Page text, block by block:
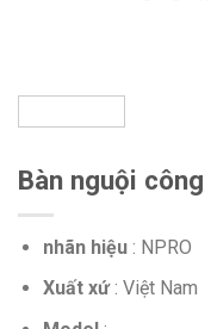
Bàn nguội công
nhãn hiệu: NPRO
Xuất xứ: Việt Nam